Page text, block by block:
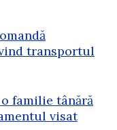
transportul
familie tânără
visat